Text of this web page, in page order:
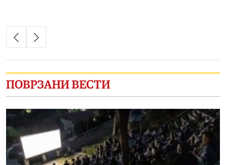
ПОВРЗАНИ ВЕСТИ